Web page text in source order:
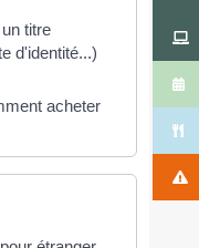
titre
d'identité...)
acheter